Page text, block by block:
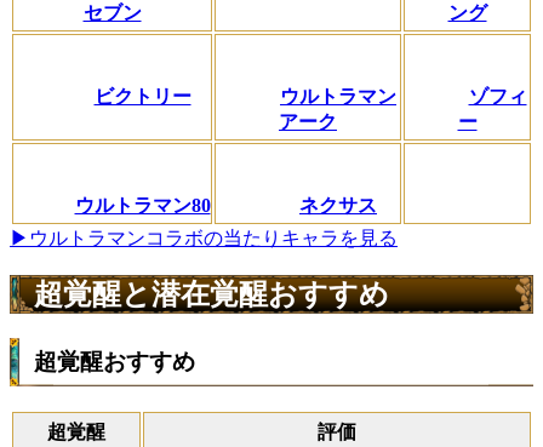
セブン
ング
ビクトリー
ウルトラマン
アーク
ゾフィ
ー
ウルトラマン80
ネクサス
▶ウルトラマンコラボの当たりキャラを見る
超覚醒と潜在覚醒おすすめ
超覚醒おすすめ
超覚醒 評価